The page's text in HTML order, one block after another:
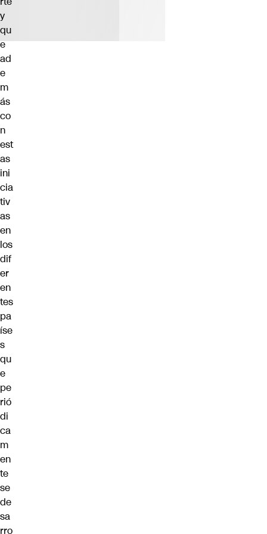
y
qu
e
ad
e
m
ás
co
n
est
as
ini
cia
tiv
as
en
los
dif
er
en
tes
pa
íse
s
qu
e
pe
rió
di
ca
m
en
te
se
de
sa
rro